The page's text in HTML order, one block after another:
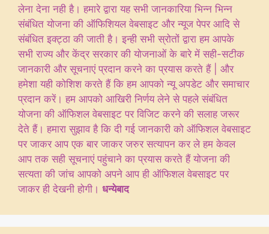
लेना देना नही है। हमारे द्वारा यह सभी जानकारिया भिन्न भिन्न
संबंधित योजना की ऑफिशियल वेबसाइट और न्यूज पेपर आदि से
संबंधित इक्ट्ठा की जाती है। इन्ही सभी स्रोतों द्वारा हम आपके
सभी राज्य और केंद्र सरकार की योजनाओं के बारे में सही-सटीक
जानकारी और सूचनाएं प्रदान करने का प्रयास करते हैं | और
हमेशा यही कोशिश करते हैं कि हम आपको न्यू अपडेट और समाचार
प्रदान करें। हम आपको आखिरी निर्णय लेने से पहले संबंधित
योजना की ऑफिशल वेबसाइट पर विजिट करने की सलाह जरूर
देते हैं। हमारा सुझाव है कि दी गई जानकारी को ऑफिशल वेबसाइट
पर जाकर आप एक बार जाकर जरुर सत्यापन कर ले हम केवल
आप तक सही सूचनाएं पहुंचाने का प्रयास करते हैं योजना की
सत्यता की जांच आपको अपने आप ही ऑफिशल वेबसाइट पर
जाकर ही देखनी होगी। धन्येबाद